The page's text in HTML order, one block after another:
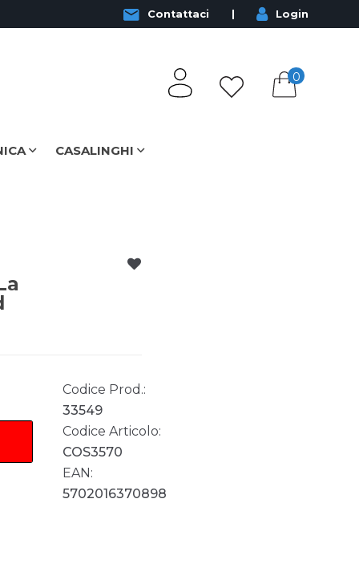
Contattaci Login
0
CASALINGHI
Codice Prod.:
33549
Codice Articolo:
COS3570
EAN:
5702016370898